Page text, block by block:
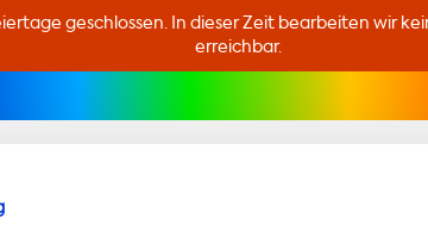
geschlossen. In dieser Zeit bearbeiten wir
erreichbar.